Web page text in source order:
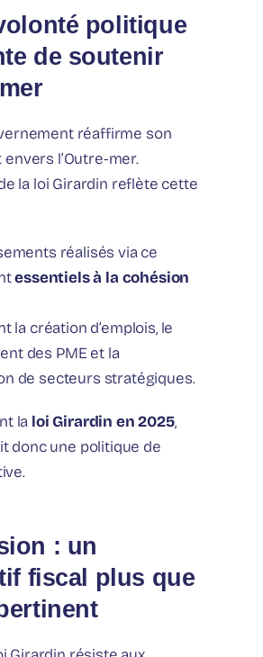
politique
de soutenir
réaffirme son
l’Outre-mer.
la loi Girardin reflète cette
réalisés via ce
essentiels à la cohésion
la création d’emplois, le
des PME et la
de secteurs stratégiques.
la loi Girardin en 2025,
donc une politique de
: un
fiscal plus que